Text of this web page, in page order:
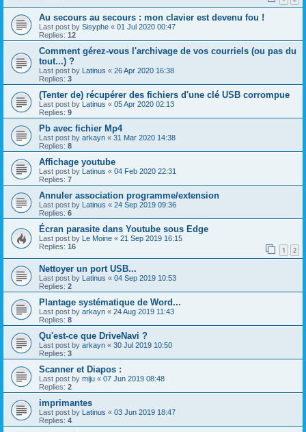
Au secours au secours : mon clavier est devenu fou !
Last post by Sisyphe « 01 Jul 2020 00:47
Replies: 12
Comment gérez-vous l'archivage de vos courriels (ou pas du
tout...) ?
Last post by Latinus « 26 Apr 2020 16:38
Replies: 3
(Tenter de) récupérer des fichiers d'une clé USB corrompue
Last post by Latinus « 05 Apr 2020 02:13
Replies: 9
Pb avec fichier Mp4
Last post by arkayn « 31 Mar 2020 14:38
Replies: 8
Affichage youtube
Last post by Latinus « 04 Feb 2020 22:31
Replies: 7
Annuler association programme/extension
Last post by Latinus « 24 Sep 2019 09:36
Replies: 6
Écran parasite dans Youtube sous Edge
Last post by Le Moine « 21 Sep 2019 16:15
Replies: 16 1 2
Nettoyer un port USB...
Last post by Latinus « 04 Sep 2019 10:53
Replies: 2
Plantage systématique de Word...
Last post by arkayn « 24 Aug 2019 11:43
Replies: 8
Qu'est-ce que DriveNavi ?
Last post by arkayn « 30 Jul 2019 10:50
Replies: 3
Scanner et Diapos :
Last post by miju « 07 Jun 2019 08:48
Replies: 2
imprimantes
Last post by Latinus « 03 Jun 2019 18:47
Replies: 4